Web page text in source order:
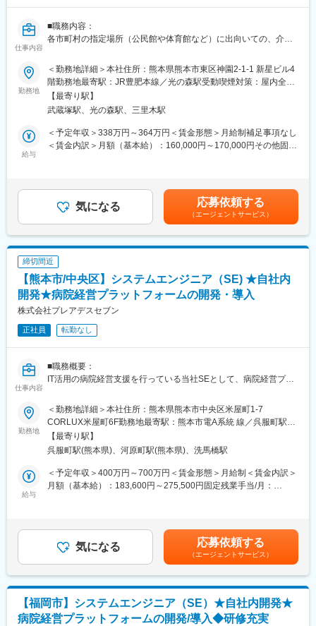
は、プロジェクトに参加していただきながら事業内容・業務内容
をキャッチアップいただく予定です。
■当社の特徴：
当社は「すべての人々に健康を」を企業理念として、健康なまち
援者であること」を人材育成の方針として据え、積極的に人材を
採用し、健康づくり支援者として育成を行っており、健康長寿関
連産業分野における雇用の創出にも寄与しております。当社が提
供しているすべてのサービスに共通することは「元気にしたい」
とでサービス対価をいただき、事業を運営しております。中で
も、熊本市北区植木町（旧植木町）で実践を行っている自治体、
変更の範囲：無
仕事内容
■職務内容：
各市町村の指定場所（公民館や体育館など）に出向いての、介護
・事業時開始の利用者様の健康状態を調べ、プラグラム実施後に
そのくらい改善ができたかを報告書にまとめます。
・利用者様によっては、ご自宅へスポットで訪問リハビリ支援を
行います。
・福祉用具の導入支援の実施：ご自宅に訪問して予防の観点から
歩行訓練で必要な手すりなど予防の視点で必要な際は導入支援を
行うケースもございます。
■特徴：
・プロジェクト内での立ち位置としてフロントに立ったディレク
ションを行うことができる、地域の高齢者における保健・健康支
れコンサルティングを行っています。データ分析については、社
内の専門部隊がおりますので、フロントに立っていただき、プロ
ジェクト全体の管理を行っていただくことがミッションです。
■部署の特徴：同事業にはパートアルバイト含め150名程度が就業
しております。市町村から委託を受け、健康促進講話や健康診断
は、プロジェクトに参加していただきながら事業内容・業務内容
当社は「すべての人々に健康を」を企業理念として、健康なまち
づくりと予防医学の推進に取り組んでおります。さらに「よき支
採用し、健康づくり支援者として育成を行っており、健康長寿関
連産業分野における雇用の創出にも寄与しております。当社が提
供しているすべてのサービスに共通することは「元気にしたい」
というエンパワメントの精神です。地域住民を「元気にする」こ
も、熊本市北区植木町（旧植木町）で実践を行っている自治体、
医療保険者、民間事業者、医療機関と連携した高付加価値なヘル
勤務地
＜勤務地詳細＞本社住所：熊本県熊本市東区神園2-1-1 新星ビル4
階勤務地最寄駅：JR豊肥本線／光の森駅受動喫煙対策：屋内全面
禁煙変更の範囲：無
【最寄り駅】
武蔵塚駅、光の森駅、三里木駅
給与
＜予定年収＞338万円～364万円＜賃金形態＞月給制補足事項なし
＜賃金内訳＞月額（基本給）：160,000円～170,000円その他固定
含む）＜昇給有無＞有＜残業手当＞有＜給与補足＞※給与詳細は経
験年数などを考慮し決定します。■昇給：年1回■賞与：年1回(0～
1,200,000円[過去実績]：勤続1年経過後から支給対象)賃金はあく
までも目安の金額であり、選考を通じて上下する可能性がありま
す。月給(月額)は固定手当を含めた表記です。
気になる 応募依頼する
（エージェントサービス）
締切間近
【熊本市/中央区】システムエンジニア（SE) ★自社内
開発★病院経営プラットフォームの開発・導入
株式会社プレアデスセブン
正社員 転勤なし
仕事内容
■職務概要：
IT活用の病院経営支援を行っている当社SEとして、病院経営プラ
だきます。
■職務詳細：
・開発業務（フロントエンド、バックエンド）
・クライアントとの打合せ
・導入、保守 等
することで病院経営のサポートを行います。
・入社後は、医療業界の知識研修を実施します。2～3ヶ月間程度
を予定。知識研修と並行して当社のビジョン研修、開発言語研修
※開発環境：サイボウズ社のkintone、AWS
当社は設立からまだ間もなく、今が黎明期にあたります。その
為、将来的な幹部候補として活躍いただける方を求めておりま
勤務地
＜勤務地詳細＞本社住所：熊本県熊本市中央区米屋町1-7
CORLUX米屋町6F勤務地最寄駅：熊本市電A系統 線／呉服町駅受
動喫煙対策：屋内全面禁煙変更の範囲：会社の定める事業所
【最寄り駅】
呉服町駅(熊本県)、河原町駅(熊本県)、洗馬橋駅
給与
＜予定年収＞400万円～700万円＜賃金形態＞月給制＜賃金内訳＞
月額（基本給）：183,600円～275,500円固定残業手当/月：
給与詳細は経験・能力を考慮し、相談の上決定します。※上記年収
は初年度の想定年収です。■昇給：年1回（5月）■賞与：年2回（7
月・12月）■業務連勤賞与あり賃金はあくまでも目安の金額であ
り、選考を通じて上下する可能性があります。月給(月額)は固定手
当を含めた表記です。
気になる 応募依頼する
（エージェントサービス）
【福岡市】システムエンジニア（SE）★自社内開発★
病院経営プラットフォームの開発/導入◆研修充実